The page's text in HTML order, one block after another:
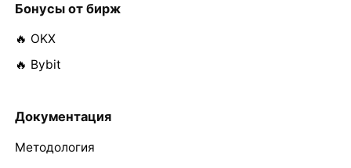
Бонусы от бирж
🔥 OKX
🔥 Bybit
Документация
Методология